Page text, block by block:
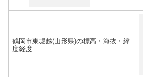
鶴岡市東堀越(山形県)の標高・海抜・緯
度経度